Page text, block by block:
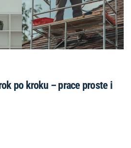
po kroku – prace proste i